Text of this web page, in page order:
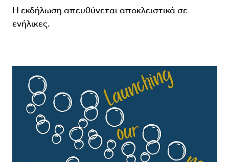
Η εκδήλωση απευθύνεται αποκλειστικά σε
ενήλικες.